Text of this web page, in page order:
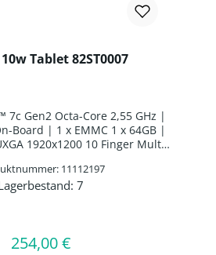
Tablet 82ST0007
7c Gen2 Octa-Core 2,55 GHz |
Board | 1 x EMMC 1 x 64GB |
1920x1200 10 Finger Multi-
| WLAN: WLAN/Bluetooth
5.1 | Dock-Tastatur
11112197
7
Regulärer Preis:
254,00 €
den Warenkorb